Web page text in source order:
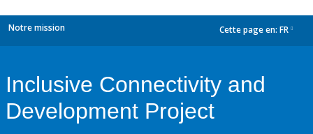
Notre mission Cette page en: FR
Inclusive Connectivity and
Development Project